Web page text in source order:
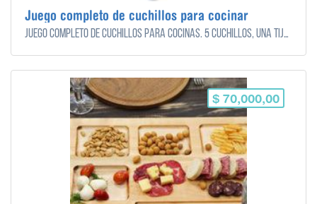
Juego completo de cuchillos para cocinar
Juego completo de cuchillos para cocinas. 5 cuchillos, una tijera y una chaira para afilar.
$ 70,000,00